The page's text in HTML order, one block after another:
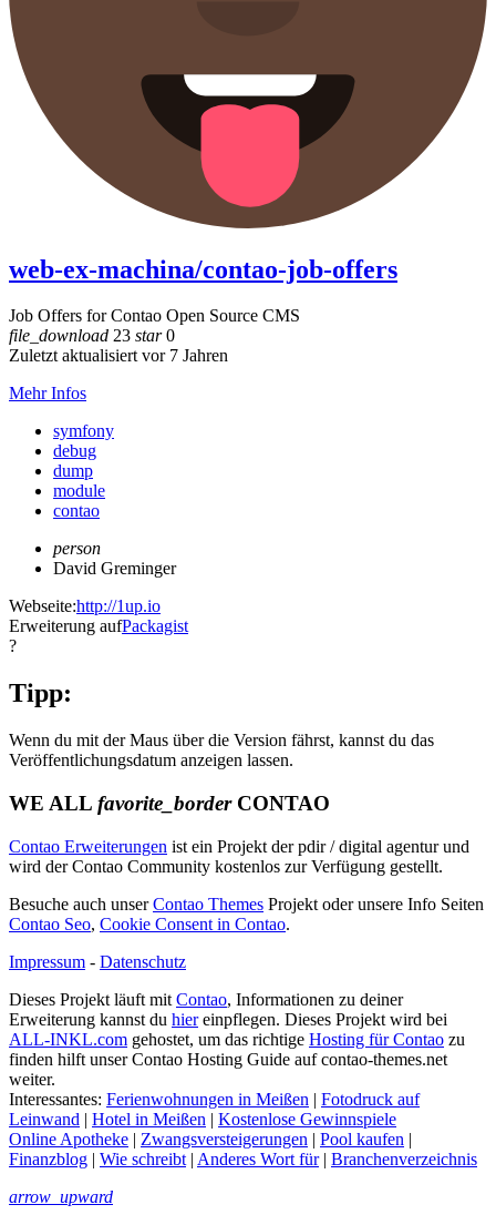
web-ex-machina/contao-job-offers
Job Offers for Contao Open Source CMS
file_download 23 star0
Zuletzt aktualisiert vor 7 Jahren
Mehr Infos
symfony
debug
dump
module
contao
person
David Greminger
Webseite:http://1up.io
Erweiterung aufPackagist
?
Tipp:
Wenn du mit der Maus über die Version fährst, kannst du das
Veröffentlichungsdatum anzeigen lassen.
WE ALL favorite_borderCONTAO
Contao Erweiterungen ist ein Projekt der pdir / digital agentur und
wird der Contao Community kostenlos zur Verfügung gestellt.
Besuche auch unserContao Themes Projekt oder unsere Info Seiten
Contao Seo, Cookie Consent in Contao.
Impressum - Datenschutz
Dieses Projekt läuft mit Contao, Informationen zu deiner
Erweiterung kannst du hiereinpflegen. Dieses Projekt wird bei
ALL-INKL.com gehostet, um das richtige Hosting für Contao zu
finden hilft unser Contao Hosting Guide auf contao-themes.net
weiter.
Interessantes: Ferienwohnungen in Meißen | Fotodruck auf
Leinwand | Hotel in Meißen | Kostenlose Gewinnspiele
Online Apotheke | Zwangsversteigerungen | Pool kaufen |
Finanzblog | Wie schreibt | Anderes Wort für| Branchenverzeichnis
arrow_upward